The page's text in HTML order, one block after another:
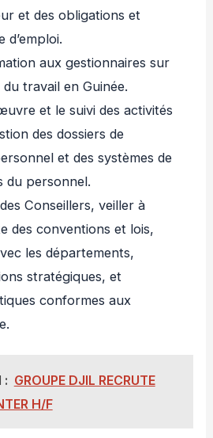
et des obligations et
d’emploi.
aux gestionnaires sur
travail en Guinée.
et le suivi des activités
des dossiers de
et des systèmes de
du personnel.
Conseillers, veiller à
des conventions et lois,
les départements,
stratégiques, et
conformes aux
: GROUPE DJIL RECRUTE
H/F